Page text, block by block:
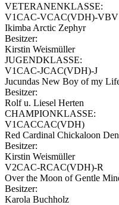
VETERANENKLASSE:
V1CAC-VCAC(VDH)-VBV
Ikimba Arctic Zephyr
Besitzer:
Kirstin Weismüller
JUGENDKLASSE:
V1CAC-JCAC(VDH)-J
Jucundas New Boy of my
Besitzer:
Rolf u. Liesel Herten
CHAMPIONKLASSE:
V1CACCAC(VDH)
Red Cardinal Chickaloon
Besitzer:
Kirstin Weismüller
V2CAC-RCAC(VDH)-R
Over the Moon of Gentle
Besitzer:
Karola Buchholz